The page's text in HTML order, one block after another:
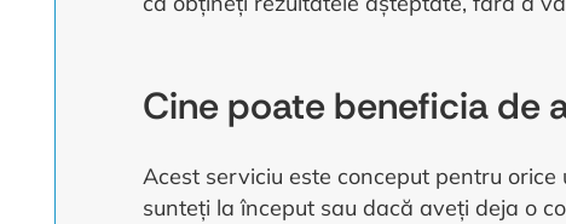
Cine poate beneficia de
Acest serviciu este conceput pentru
sunteți la început sau dacă aveți deja o